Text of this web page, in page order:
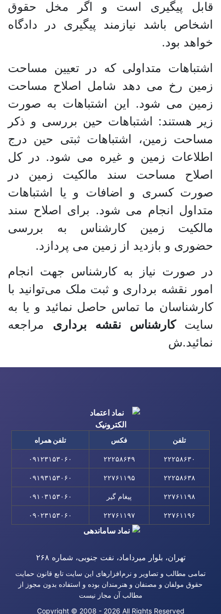
قابل پیگیری است و اگر مخل حقوق
اشخاص باشد نیازمند پیگیری در دادگاه
خواهد بود.
اشتباهات متداولی که در تعیین مساحت
زمین رخ می دهد شامل اصلاح مساحت
زمین می شود. این اشتباهات به صورت
زیر هستند: اشتباهات حین بررسی و ذکر
مساحت زمین، اشتباهات ثبتی حین درج
اطلاعات زمین و غیره می شود. در کل
اصلاح مساحت سند مالکیت زمین در
صورت کسری و اضافات و یا اشتباهات
متداول انجام می شود. برای اصلاح سند
مالکیت زمین کارشناس به بررسی
حضوری و بازدید از زمین می پردازد.
در صورت نیاز به کارشناس جهت انجام
امور نقشه برداری و ثبت ملک می‌توانید با
کارشناسان ما تماس حاصل نمائید و یا به
سایتکارشناس نقشه برداری مراجعه
نمائید.ش
تلفن فکس تلفن همراه
۲۲۲۵۸۶۳۰ ۲۲۲۵۸۶۴۹ ۰۹۱۲۳۱۵۳۰۶۰
۲۲۲۵۸۶۳۸ ۲۲۷۶۱۱۹۵ ۰۹۱۹۳۱۵۳۰۶۰
۲۲۷۶۱۱۹۸ پیغام گیر ۰۹۱۰۳۱۵۳۰۶۰
۲۲۷۶۱۱۹۶ ۲۲۷۶۱۱۹۷ ۰۹۰۲۳۱۵۳۰۶۰
تهران، بلوار میرداماد، نفت جنوبی، شماره ۲۶۸
تمامی مطالب و تصاویر و نرم‌افزارهای این سایت تابع قانون حمایت
حقوق مولفان و مصنفان و هنرمندان بوده و استفاده بدون مجوز از
مطالب آن مجاز نیست
Copyright © 2008 - 2026 All Rights Reserved